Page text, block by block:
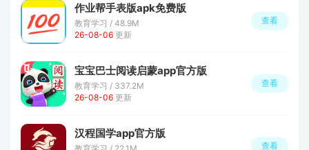
作业帮手表版apk免费版
教育学习 / 48.9M
26-08-06 更新
查看
宝宝巴士阅读启蒙app官方版
教育学习 / 337.2M
26-08-06 更新
查看
汉程国学app官方版
查看